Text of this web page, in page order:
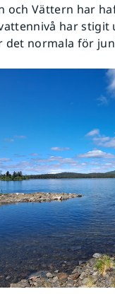
och Vättern har
har
normala för